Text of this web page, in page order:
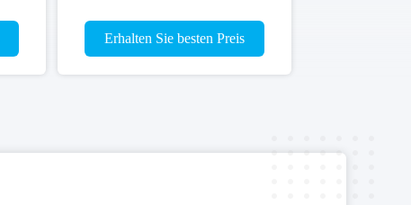
Hersteller
Erhalten Sie besten Preis